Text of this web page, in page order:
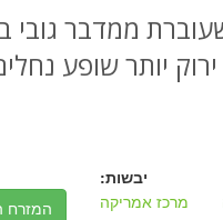
ממדבר גובי
ירוק יותר שופע
יבשות:
מרכז אמריקה
המזרח